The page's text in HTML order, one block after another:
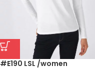
#E190 LSL /women